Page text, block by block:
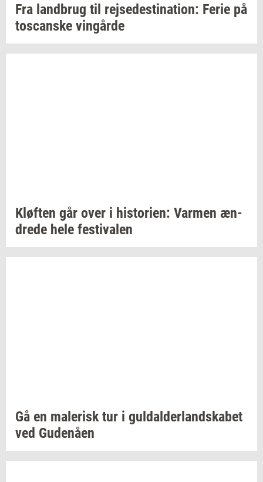
Fra land­brug til rej­se­desti­na­tion: Ferie på
toscan­ske vin­går­de
Kløf­ten går over i hi­sto­ri­en: Var­men æn­
dre­de hele festi­va­len
Gå en ma­le­risktur i gul­dal­der­land­ska­bet
ved Gu­denå­en